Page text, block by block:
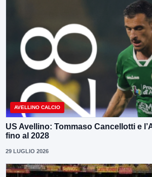
AVELLINO CALCIO
US Avellino: Tommaso Cancellotti e
fino al 2028
29 LUGLIO 2026